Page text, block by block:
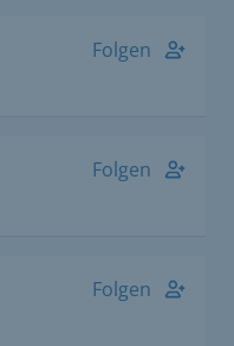
Folgen
Folgen
Folgen